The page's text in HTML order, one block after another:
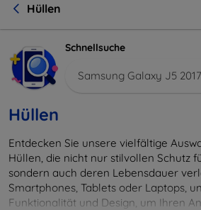
Hüllen
Schnellsuche
Samsung Galaxy J5 2017
Hüllen
Entdecken Sie unsere vielfältige
Hüllen, die nicht nur stilvollen Schutz
sondern auch deren Lebensdauer
Smartphones, Tablets oder Laptops,
Funktionalität und Design, um Ihren